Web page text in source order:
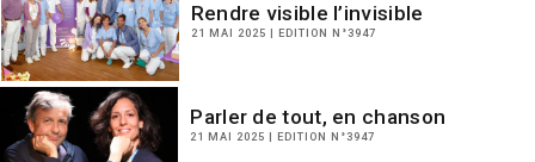
Rendre visible l’invisible
21 MAI 2025 | EDITION N°3947
Parler de tout, en chanson
21 MAI 2025 | EDITION N°3947